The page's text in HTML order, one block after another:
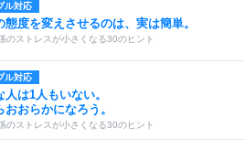
ル対応
態度を変えさせるのは、実は簡単。
のストレスが小さくなる30のヒント
ル対応
人は1人もいない。
おおらかになろう。
のストレスが小さくなる30のヒント